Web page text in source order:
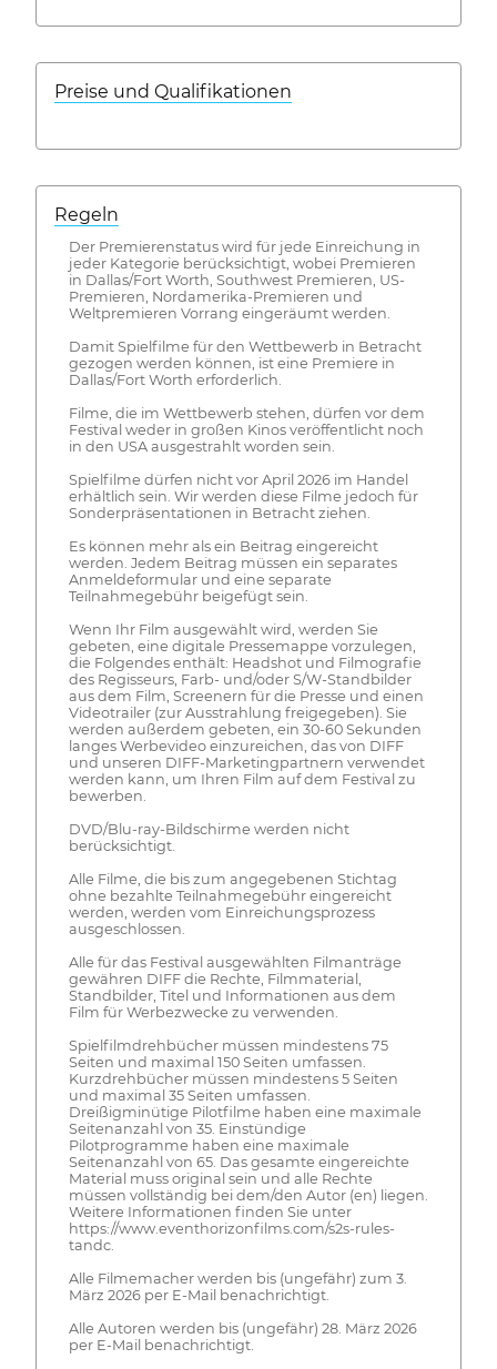
Preise und Qualifikationen
Regeln
Der Premierenstatus wird für jede Einreichung in
jeder Kategorie berücksichtigt, wobei Premieren
in Dallas/Fort Worth, Southwest Premieren, US-
Premieren, Nordamerika-Premieren und
Weltpremieren Vorrang eingeräumt werden.
Damit Spielfilme für den Wettbewerb in Betracht
gezogen werden können, ist eine Premiere in
Dallas/Fort Worth erforderlich.
Filme, die im Wettbewerb stehen, dürfen vor dem
Festival weder in großen Kinos veröffentlicht noch
in den USA ausgestrahlt worden sein.
Spielfilme dürfen nicht vor April 2026 im Handel
erhältlich sein. Wir werden diese Filme jedoch für
Sonderpräsentationen in Betracht ziehen.
Es können mehr als ein Beitrag eingereicht
werden. Jedem Beitrag müssen ein separates
Anmeldeformular und eine separate
Teilnahmegebühr beigefügt sein.
Wenn Ihr Film ausgewählt wird, werden Sie
gebeten, eine digitale Pressemappe vorzulegen,
die Folgendes enthält: Headshot und Filmografie
des Regisseurs, Farb- und/oder S/W-Standbilder
aus dem Film, Screenern für die Presse und einen
Videotrailer (zur Ausstrahlung freigegeben). Sie
werden außerdem gebeten, ein 30-60 Sekunden
langes Werbevideo einzureichen, das von DIFF
und unseren DIFF-Marketingpartnern verwendet
werden kann, um Ihren Film auf dem Festival zu
bewerben.
DVD/Blu-ray-Bildschirme werden nicht
berücksichtigt.
Alle Filme, die bis zum angegebenen Stichtag
ohne bezahlte Teilnahmegebühr eingereicht
werden, werden vom Einreichungsprozess
ausgeschlossen.
Alle für das Festival ausgewählten Filmanträge
gewähren DIFF die Rechte, Filmmaterial,
Standbilder, Titel und Informationen aus dem
Film für Werbezwecke zu verwenden.
Spielfilmdrehbücher müssen mindestens 75
Seiten und maximal 150 Seiten umfassen.
Kurzdrehbücher müssen mindestens 5 Seiten
und maximal 35 Seiten umfassen.
Dreißigminütige Pilotfilme haben eine maximale
Seitenanzahl von 35. Einstündige
Pilotprogramme haben eine maximale
Seitenanzahl von 65. Das gesamte eingereichte
Material muss original sein und alle Rechte
müssen vollständig bei dem/den Autor (en) liegen.
Weitere Informationen finden Sie unter
https://www.eventhorizonfilms.com/s2s-rules-
tandc.
Alle Filmemacher werden bis (ungefähr) zum 3.
März 2026 per E-Mail benachrichtigt.
Alle Autoren werden bis (ungefähr) 28. März 2026
per E-Mail benachrichtigt.